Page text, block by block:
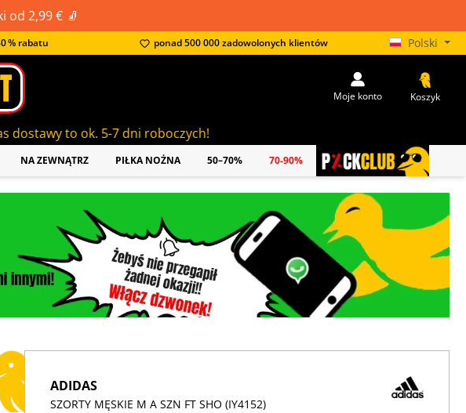
od 2,99 € 🧦
% rabatu ponad 500 000 zadowolonych klientów Polski
5-7 dni roboczych!
Moje konto Koszyk
NA ZEWNĄTRZ PIŁKA NOŻNA 50–70% 70-90% PICKCLUB
ADIDAS
SZORTY MĘSKIE M A SZN FT SHO (IY4152)